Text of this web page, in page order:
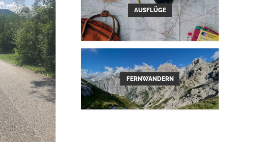
AUSFLÜGE
FERNWANDERN